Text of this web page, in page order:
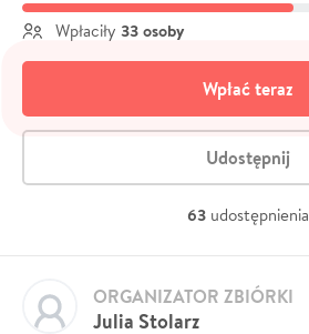
Wpłaciły 33 osoby
Wpłać teraz
Udostępnij
63 udostępnienia
Julia Stolarz
ORGANIZATOR ZBIÓRKI